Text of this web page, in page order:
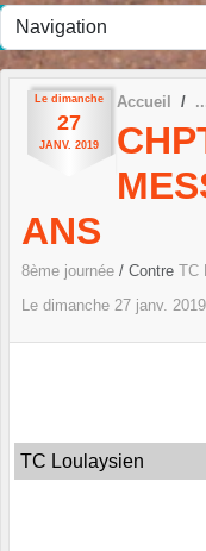
Le dimanche
27
JANV. 2019
Accueil
ANS
8ème journée / Contre TC
Le dimanche 27 janv. 2019
TC Loulaysien